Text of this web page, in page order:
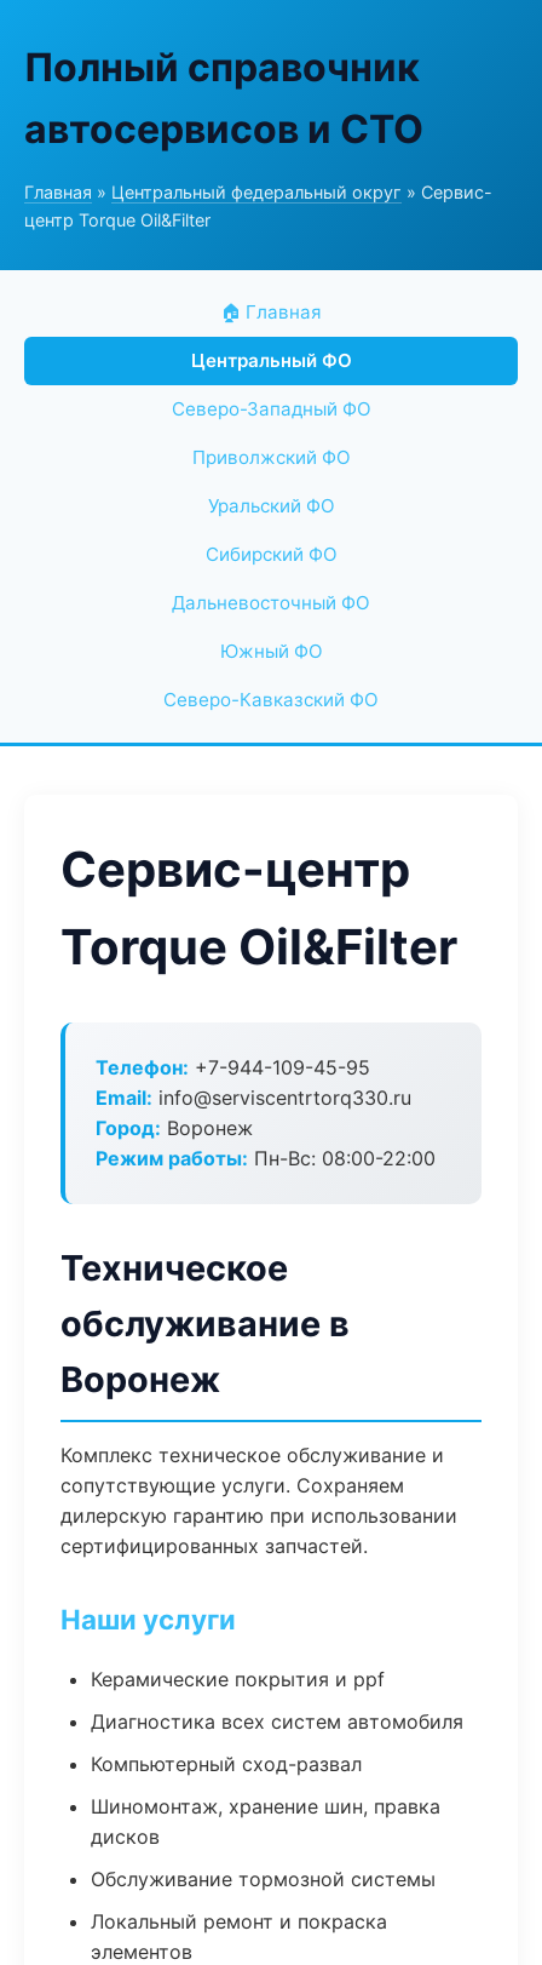
Полный справочник
автосервисов и СТО
Главная » Центральный федеральный округ » Сервис-
центр Torque Oil&Filter
🏠 Главная
Центральный ФО
Северо-Западный ФО
Приволжский ФО
Уральский ФО
Сибирский ФО
Дальневосточный ФО
Южный ФО
Северо-Кавказский ФО
Сервис-центр
Torque Oil&Filter
Телефон: +7-944-109-45-95
Email: info@serviscentrtorq330.ru
Город: Воронеж
Режим работы: Пн-Вс: 08:00-22:00
Техническое
обслуживание в
Воронеж
Комплекс техническое обслуживание и
сопутствующие услуги. Сохраняем
дилерскую гарантию при использовании
сертифицированных запчастей.
Наши услуги
Керамические покрытия и ppf
Диагностика всех систем автомобиля
Компьютерный сход-развал
Шиномонтаж, хранение шин, правка
дисков
Обслуживание тормозной системы
Локальный ремонт и покраска
элементов